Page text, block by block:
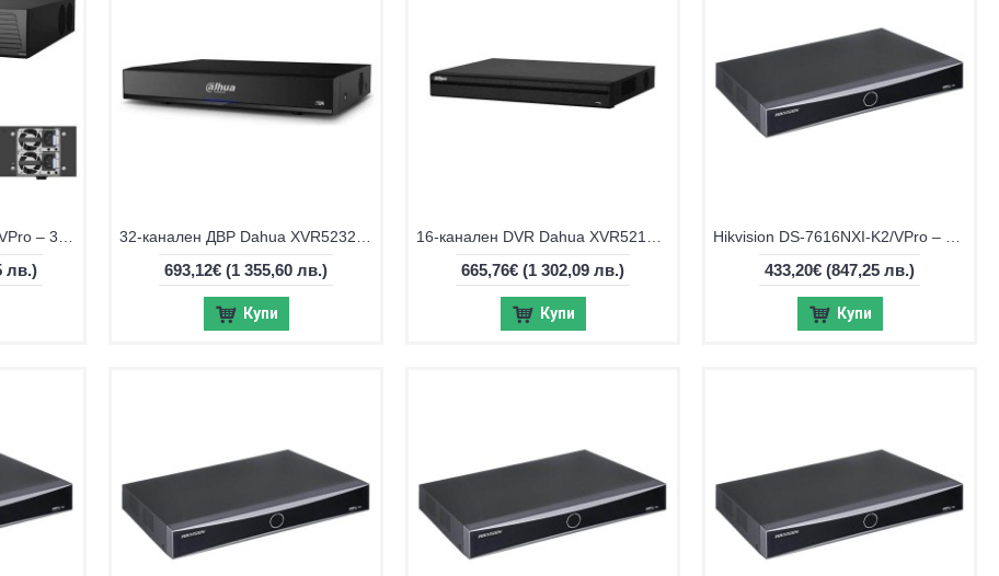
лв.) 693,12€ (1 355,60 лв.)
Купи
665,76€ (1 302,09 лв.)
Купи
433,20€ (847,25 лв.)
Купи